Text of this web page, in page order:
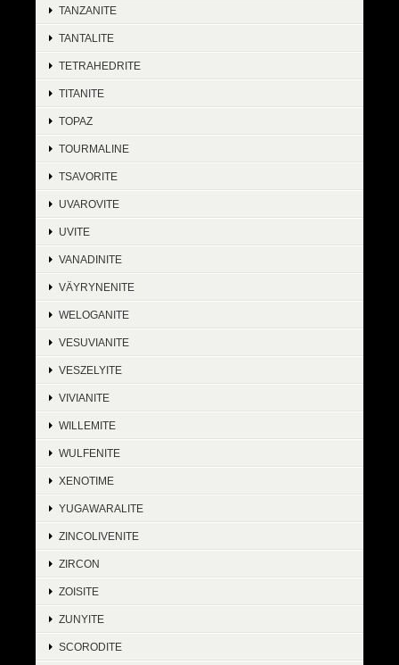
TANZANITE
TANTALITE
TETRAHEDRITE
TITANITE
TOPAZ
TOURMALINE
TSAVORITE
UVAROVITE
UVITE
VANADINITE
VÄYRYNENITE
WELOGANITE
VESUVIANITE
VESZELYITE
VIVIANITE
WILLEMITE
WULFENITE
XENOTIME
YUGAWARALITE
ZINCOLIVENITE
ZIRCON
ZOISITE
ZUNYITE
SCORODITE